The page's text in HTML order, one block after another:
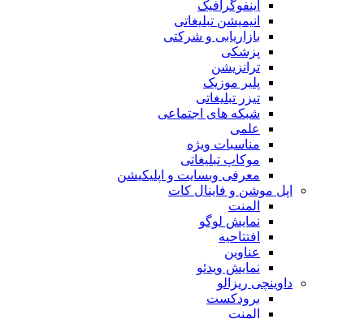
اینفوگرافیک
انیمیشن تبلیغاتی
بازاریابی و شرکتی
پزشکی
ترانزیشن
پلیر موزیک
تیزر تبلیغاتی
شبکه های اجتماعی
علمی
مناسبات ویژه
موکاپ تبلیغاتی
معرفی وبسایت و اپلیکیشن
اپل موشن و فاینال کات
المنت
نمایش لوگو
افتتاحیه
عناوین
نمایش ویدئو
داوینچی ریزالو
برودکست
المنت